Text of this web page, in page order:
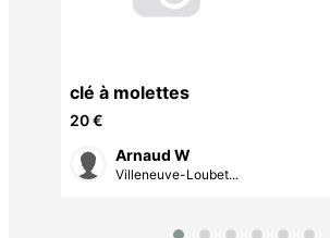
clé à molettes
20 €
Arnaud W
Villeneuve-Loubet...